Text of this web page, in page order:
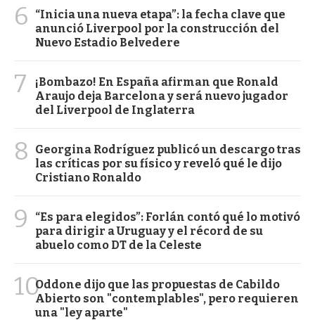
6
“Inicia una nueva etapa”: la fecha clave que
anunció Liverpool por la construcción del
Nuevo Estadio Belvedere
7
¡Bombazo! En España afirman que Ronald
Araujo deja Barcelona y será nuevo jugador
del Liverpool de Inglaterra
8
Georgina Rodríguez publicó un descargo tras
las críticas por su físico y reveló qué le dijo
Cristiano Ronaldo
9
“Es para elegidos”: Forlán contó qué lo motivó
para dirigir a Uruguay y el récord de su
abuelo como DT de la Celeste
10Oddone dijo que las propuestas de Cabildo
Abierto son "contemplables", pero requieren
una "ley aparte"